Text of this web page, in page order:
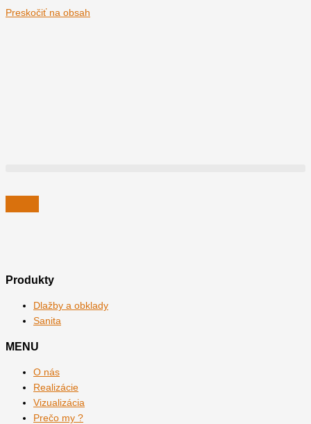
Preskočiť na obsah
Produkty
Dlažby a obklady
Sanita
MENU
O nás
Realizácie
Vizualizácia
Prečo my ?